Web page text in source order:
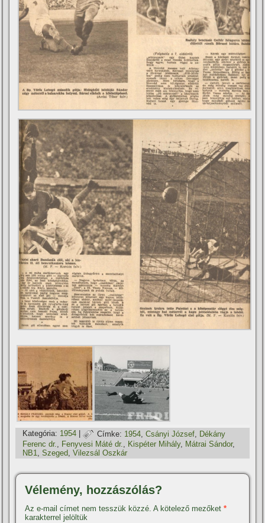
Kategória: 1954 | Címke: 1954 ,Csányi József
Dékány
Ferenc dr., Fenyvesi Máté dr., Kispéter Mihály, Mátrai Sándor,
NB1,Szeged,Vilezsál Oszkár
Vélemény, hozzászólás?
Az e-mail címet nem tesszük közzé. A kötelező mezőket*
karakterrel jelöltük